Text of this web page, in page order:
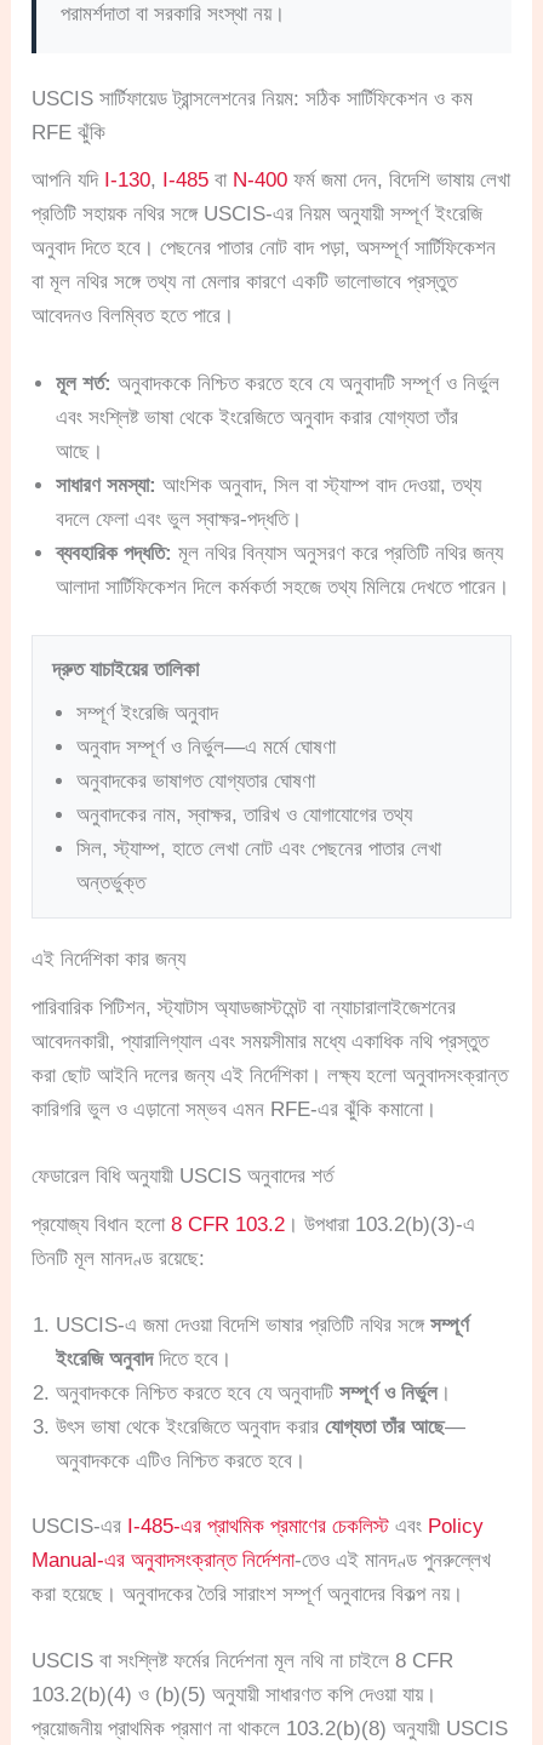
পরামর্শদাতা বা সরকারি সংস্থা নয়।
USCIS সার্টিফায়েড ট্রান্সলেশনের নিয়ম: সঠিক সার্টিফিকেশন ও কম
RFE ঝুঁকি
আপনি যদি I-130, I-485 বা N-400 ফর্ম জমা দেন, বিদেশি ভাষায় লেখা
প্রতিটি সহায়ক নথির সঙ্গে USCIS-এর নিয়ম অনুযায়ী সম্পূর্ণ ইংরেজি
অনুবাদ দিতে হবে। পেছনের পাতার নোট বাদ পড়া, অসম্পূর্ণ সার্টিফিকেশন
বা মূল নথির সঙ্গে তথ্য না মেলার কারণে একটি ভালোভাবে প্রস্তুত
আবেদনও বিলম্বিত হতে পারে।
মূল শর্ত: অনুবাদককে নিশ্চিত করতে হবে যে অনুবাদটি সম্পূর্ণ ও নির্ভুল
এবং সংশ্লিষ্ট ভাষা থেকে ইংরেজিতে অনুবাদ করার যোগ্যতা তাঁর
আছে।
সাধারণ সমস্যা: আংশিক অনুবাদ, সিল বা স্ট্যাম্প বাদ দেওয়া, তথ্য
বদলে ফেলা এবং ভুল স্বাক্ষর-পদ্ধতি।
ব্যবহারিক পদ্ধতি: মূল নথির বিন্যাস অনুসরণ করে প্রতিটি নথির জন্য
আলাদা সার্টিফিকেশন দিলে কর্মকর্তা সহজে তথ্য মিলিয়ে দেখতে পারেন।
দ্রুত যাচাইয়ের তালিকা
সম্পূর্ণ ইংরেজি অনুবাদ
অনুবাদ সম্পূর্ণ ও নির্ভুল—এ মর্মে ঘোষণা
অনুবাদকের ভাষাগত যোগ্যতার ঘোষণা
অনুবাদকের নাম, স্বাক্ষর, তারিখ ও যোগাযোগের তথ্য
সিল, স্ট্যাম্প, হাতে লেখা নোট এবং পেছনের পাতার লেখা
অন্তর্ভুক্ত
এই নির্দেশিকা কার জন্য
পারিবারিক পিটিশন, স্ট্যাটাস অ্যাডজাস্টমেন্ট বা ন্যাচারালাইজেশনের
আবেদনকারী, প্যারালিগ্যাল এবং সময়সীমার মধ্যে একাধিক নথি প্রস্তুত
করা ছোট আইনি দলের জন্য এই নির্দেশিকা। লক্ষ্য হলো অনুবাদসংক্রান্ত
কারিগরি ভুল ও এড়ানো সম্ভব এমন RFE-এর ঝুঁকি কমানো।
ফেডারেল বিধি অনুযায়ী USCIS অনুবাদের শর্ত
প্রযোজ্য বিধান হলো8 CFR 103.2 । উপধারা 103.2(b)(3)-এ
তিনটি মূল মানদণ্ড রয়েছে:
USCIS-এ জমা দেওয়া বিদেশি ভাষার প্রতিটি নথির সঙ্গেসম্পূর্ণ
ইংরেজি অনুবাদদিতে হবে।
অনুবাদককে নিশ্চিত করতে হবে যে অনুবাদটিসম্পূর্ণ ও নির্ভুল।
উৎস ভাষা থেকে ইংরেজিতে অনুবাদ করারযোগ্যতা তাঁর আছে—
অনুবাদককে এটিও নিশ্চিত করতে হবে।
USCIS-এর I-485-এর প্রাথমিক প্রমাণের চেকলিস্ট এবং Policy
Manual-এর অনুবাদসংক্রান্ত নির্দেশনা-তেও এই মানদণ্ড পুনরুল্লেখ
করা হয়েছে। অনুবাদকের তৈরি সারাংশ সম্পূর্ণ অনুবাদের বিকল্প নয়।
USCIS বা সংশ্লিষ্ট ফর্মের নির্দেশনা মূল নথি না চাইলে 8 CFR
103.2(b)(4) ও (b)(5) অনুযায়ী সাধারণত কপি দেওয়া যায়।
প্রয়োজনীয় প্রাথমিক প্রমাণ না থাকলে 103.2(b)(8) অনুযায়ী USCIS